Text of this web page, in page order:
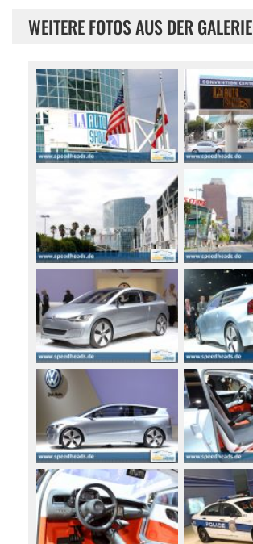
WEITERE FOTOS AUS DER GALERIE